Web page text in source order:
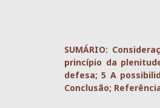
SUMÁRIO:
princípio da
defesa; 5 A
Conclusão;